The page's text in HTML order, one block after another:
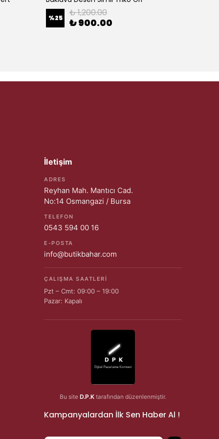
%25 ₺ 1,200.00
₺ 900.00
İletişim
ADRES
Reyhan Mah. Mantıcı Cad.
No:14 Osmangazi / Bursa
TELEFON
0543 594 00 16
E-POSTA
info@butikbahar.com
ÇALIŞMA SAATLERI
Pzt – Cmt: 09:00 – 19:00
Pazar: Kapalı
Bu site D.P.K tarafından düzenlenmiştir.
Kampanyalardan İlk Sen Haber Al !